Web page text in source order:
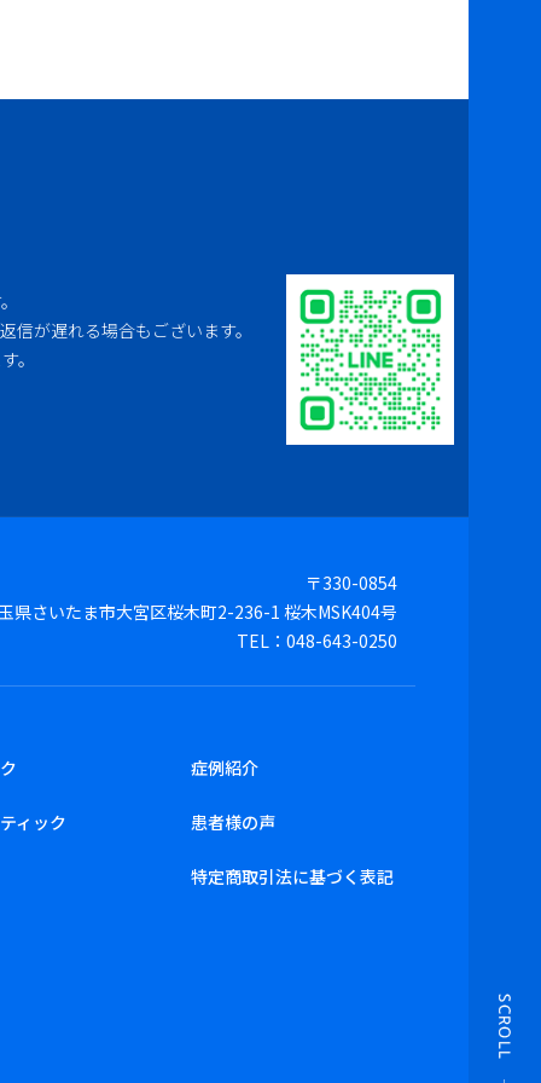
信が遅れる場合もございます。
。
〒330-0854
県さいたま市大宮区桜木町2-236-1 桜木MSK404号
TEL：048-643-0250
ィック
症例紹介
患者様の声
特定商取引法に基づく表記